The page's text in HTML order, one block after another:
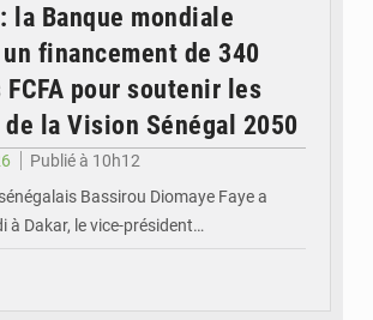
la Banque mondiale
financement de 340
pour soutenir les
la Vision Sénégal 2050
Publié à 10h12
Bassirou Diomaye Faye a
à Dakar, le vice-président…